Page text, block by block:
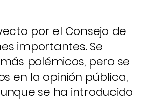
por el Consejo de
importantes. Se
polémicos, pero se
en la opinión pública,
se ha introducido